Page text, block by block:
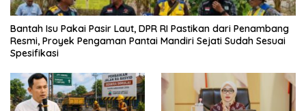
Bantah Isu Pakai Pasir Laut, DPR RI Pastikan dari Penambang
Resmi, Proyek Pengaman Pantai Mandiri Sejati Sudah Sesuai
Spesifikasi